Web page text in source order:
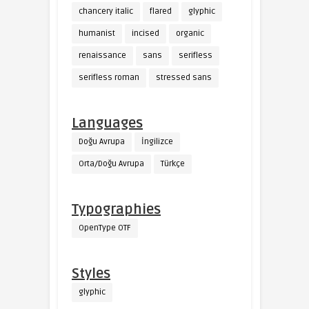
chancery italic flared glyphic
humanist incised organic
renaissance sans serifless
serifless roman stressed sans
Languages
Doğu Avrupa İngilizce
Orta/Doğu Avrupa Türkçe
Typographies
OpenType OTF
Styles
glyphic